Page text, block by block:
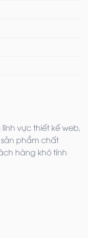
vực thiết kế web,
phẩm chất
hàng khó tính